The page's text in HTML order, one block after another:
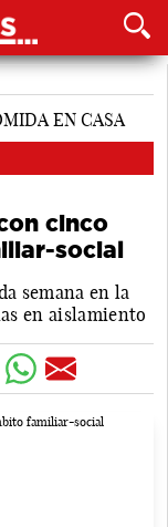
cinco
social
semana en la
en aislamiento